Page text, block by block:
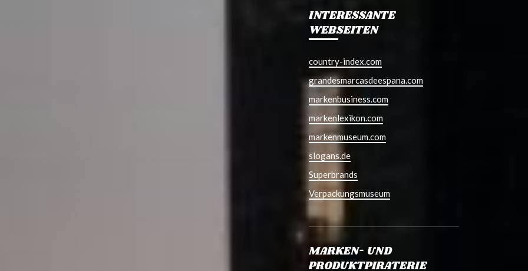
INTERESSANTE
WEBSEITEN
country-index.com
grandesmarcasdeespana.com
markenbusiness.com
markenlexikon.com
markenmuseum.com
slogans.de
Superbrands
Verpackungsmuseum
MARKEN- UND
PRODUKTPIRATERIE